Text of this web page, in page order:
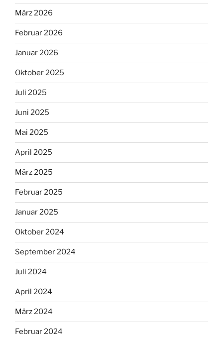
März 2026
Februar 2026
Januar 2026
Oktober 2025
Juli 2025
Juni 2025
Mai 2025
April 2025
März 2025
Februar 2025
Januar 2025
Oktober 2024
September 2024
Juli 2024
April 2024
März 2024
Februar 2024